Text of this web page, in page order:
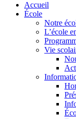
Accueil
École
Notre
L’école
Vie